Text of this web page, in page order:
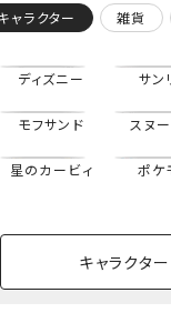
※その他の商品を同時
※配送方法：ゆうパケ
ャラクター 雑貨
ディズニー サン
モフサンド スヌ
星のカービィ ポケ
キャラクタ